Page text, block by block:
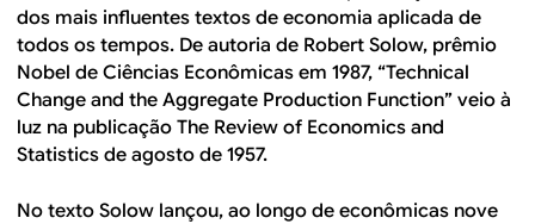
dos mais influentes textos de economia aplicada de
todos os tempos. De autoria de Robert Solow, prêmio
Nobel de Ciências Econômicas em 1987, “Technical
Change and the Aggregate Production Function” veio à
luz na publicação The Review of Economics and
Statistics de agosto de 1957.
No texto Solow lançou, ao longo de econômicas nove